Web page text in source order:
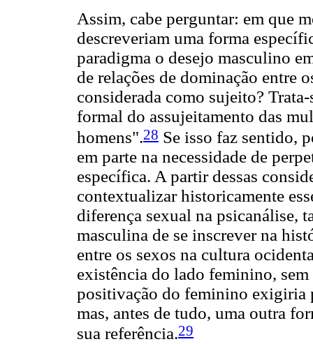
Assim, cabe perguntar: em que
descreveriam uma forma
paradigma o desejo masculino
de relações de dominação entre
considerada como sujeito?
formal do assujeitamento das
homens".28 Se isso faz sentido,
em parte na necessidade de
específica. A partir dessas
contextualizar historicamente
diferença sexual na psicanálise,
masculina de se inscrever na
entre os sexos na cultura
existência do lado feminino,
positivação do feminino exigiria
mas, antes de tudo, uma outra
sua referência.29